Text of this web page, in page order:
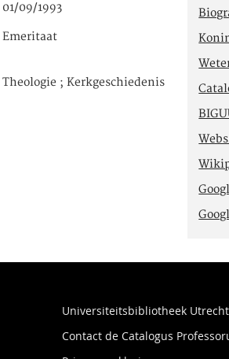
01/09/1993
Emeritaat
Theologie ; Kerkgeschiedenis
Universiteitsbibliotheek Utrecht
Contact de Catalogus